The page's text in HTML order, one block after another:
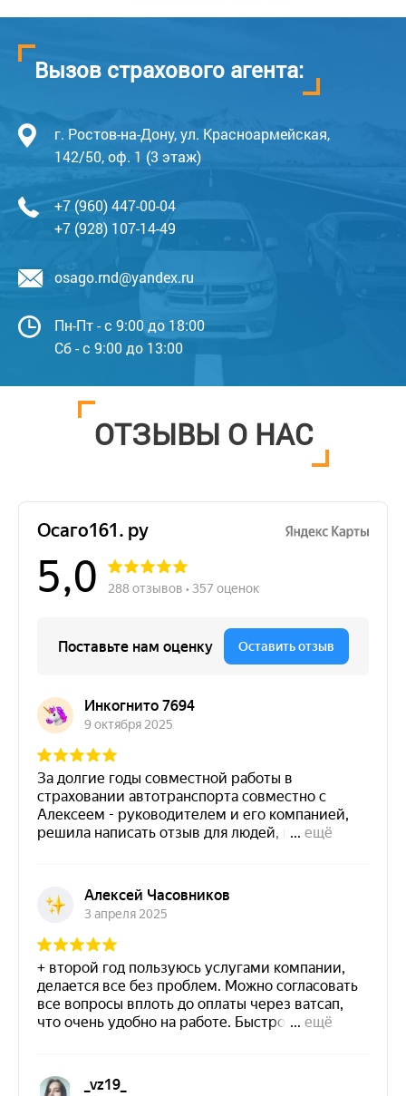
Вызов страхового агента:
г. Ростов-на-Дону, ул. Красноармейская,
142/50, оф. 1 (3 этаж)
+7 (960) 447-00-04
+7 (928) 107-14-49
osago.rnd@yandex.ru
Пн-Пт - с 9:00 до 18:00
Сб - с 9:00 до 13:00
ОТЗЫВЫ О НАС